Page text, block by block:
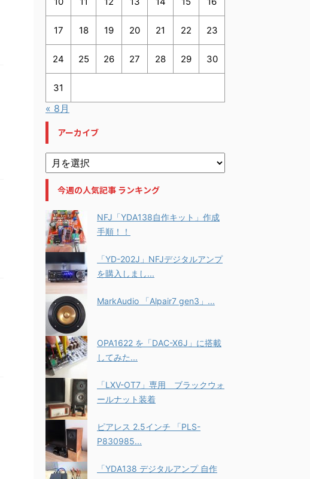
17 18 19 20 21 22 23
24 25 26 27 28 29 30
31
« 8月
アーカイブ
今週の人気記事 ランキング
NFJ「YDA138自作キット」作成
手順！！
「YD-202J」NFJデジタルアンプ
を購入しまし...
MarkAudio 「Alpair7 gen3」...
OPA1622 を「DAC-X6J」に搭載
してみた...
「LXV-OT7」専用 ブラックウォ
ールナット装着
ピアレス 2.5インチ 「PLS-
P830985...
「YDA138 デジタルアンプ 自作